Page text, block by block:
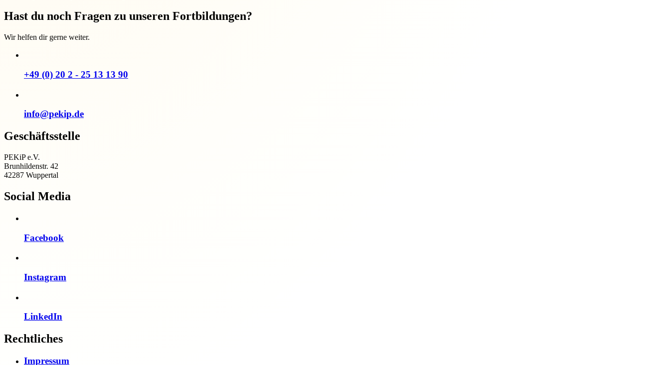
Hast du noch Fragen zu unseren Fortbildungen?
Wir helfen dir gerne weiter.
+49 (0) 20 2 - 25 13 13 90
info@pekip.de
Geschäftsstelle
PEKiP e.V.
Brunhildenstr. 42
42287 Wuppertal
Social Media
Facebook
Instagram
LinkedIn
Rechtliches
Impressum